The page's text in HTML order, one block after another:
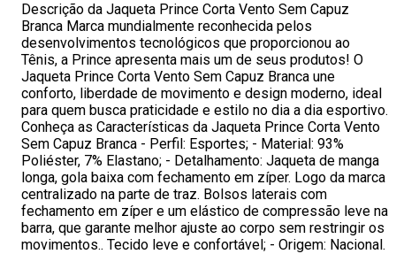
Descrição da Jaqueta Prince Corta Vento Sem Capuz
Branca Marca mundialmente reconhecida pelos
desenvolvimentos tecnológicos que proporcionou ao
Tênis, a Prince apresenta mais um de seus produtos! O
Jaqueta Prince Corta Vento Sem Capuz Branca une
conforto, liberdade de movimento e design moderno, ideal
para quem busca praticidade e estilo no dia a dia esportivo.
Conheça as Características da Jaqueta Prince Corta Vento
Sem Capuz Branca - Perfil: Esportes; - Material: 93%
Poliéster, 7% Elastano; - Detalhamento: Jaqueta de manga
longa, gola baixa com fechamento em zíper. Logo da marca
centralizado na parte de traz. Bolsos laterais com
fechamento em zíper e um elástico de compressão leve na
barra, que garante melhor ajuste ao corpo sem restringir os
movimentos.. Tecido leve e confortável; - Origem: Nacional.